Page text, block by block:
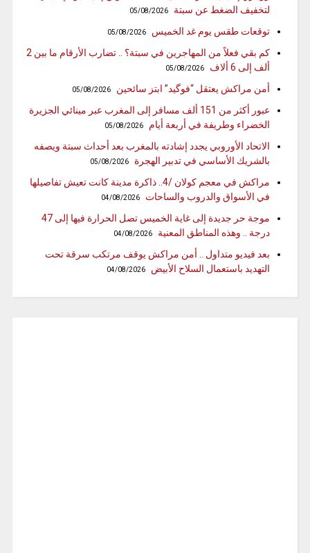
لتخفيف الضغط عن سبتة
05/08/2026
توقعات طقس يوم غد الخميس 05/08/2026
كم بقي فعلاً من المهاجرين في سبتة؟ .. تضارب الأرقام ما بين 2
ألف إلى 6 ألاف
05/08/2026
أمن مراكش يعتقل “فوگيد” ابتز سائحين 05/08/2026
عبور أكثر من 151 ألف مسافر إلى المغرب عبر مينائي الجزيرة
الخضراء وطريفة في أربعة أيام
05/08/2026
الاتحاد الأوروبي يجدد إشادته بالمغرب بعد أحداث سبتة ويصفه
بالشريك الأساسي في تدبير الهجرة
05/08/2026
مراكش في معجم كولان /4.. ذاكرة مدينة كانت تعيش تفاصيلها
في الأسواق والدروب والساحات
04/08/2026
موجة حر جديدة إلى غاية الخميس تصل الحرارة فيها إلى 47
درجة .. وهذه المناطق المعنية
04/08/2026
بعد فيديو متداول .. أمن مراكش يوقف مرتكب سرقة تحت
التهديد باستعمال السلاح الأبيض
04/08/2026